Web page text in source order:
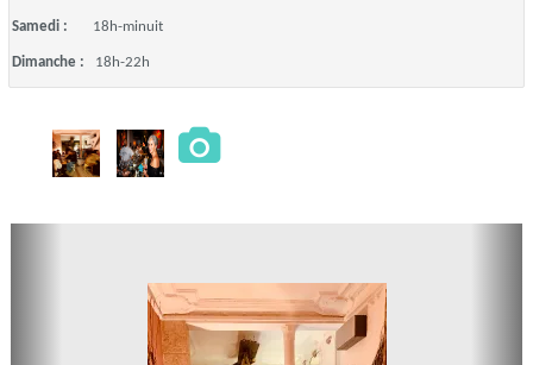
Samedi : 18h-minuit
Dimanche : 18h-22h